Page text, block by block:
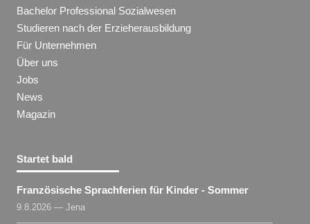
Bachelor Professional Sozialwesen
Studieren nach der Erzieherausbildung
Für Unternehmen
Über uns
Jobs
News
Magazin
Startet bald
Französische Sprachferien für Kinder - Sommer
9.8.2026 — Jena